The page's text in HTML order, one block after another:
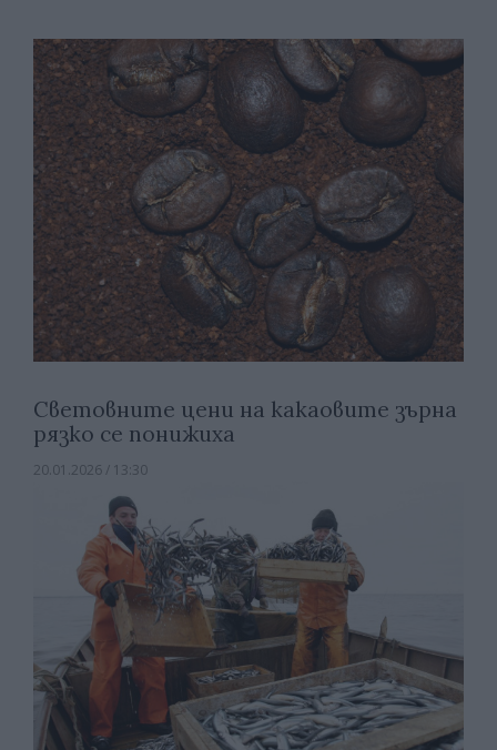
Световните цени на какаовите зърна
рязко се понижиха
20.01.2026 / 13:30